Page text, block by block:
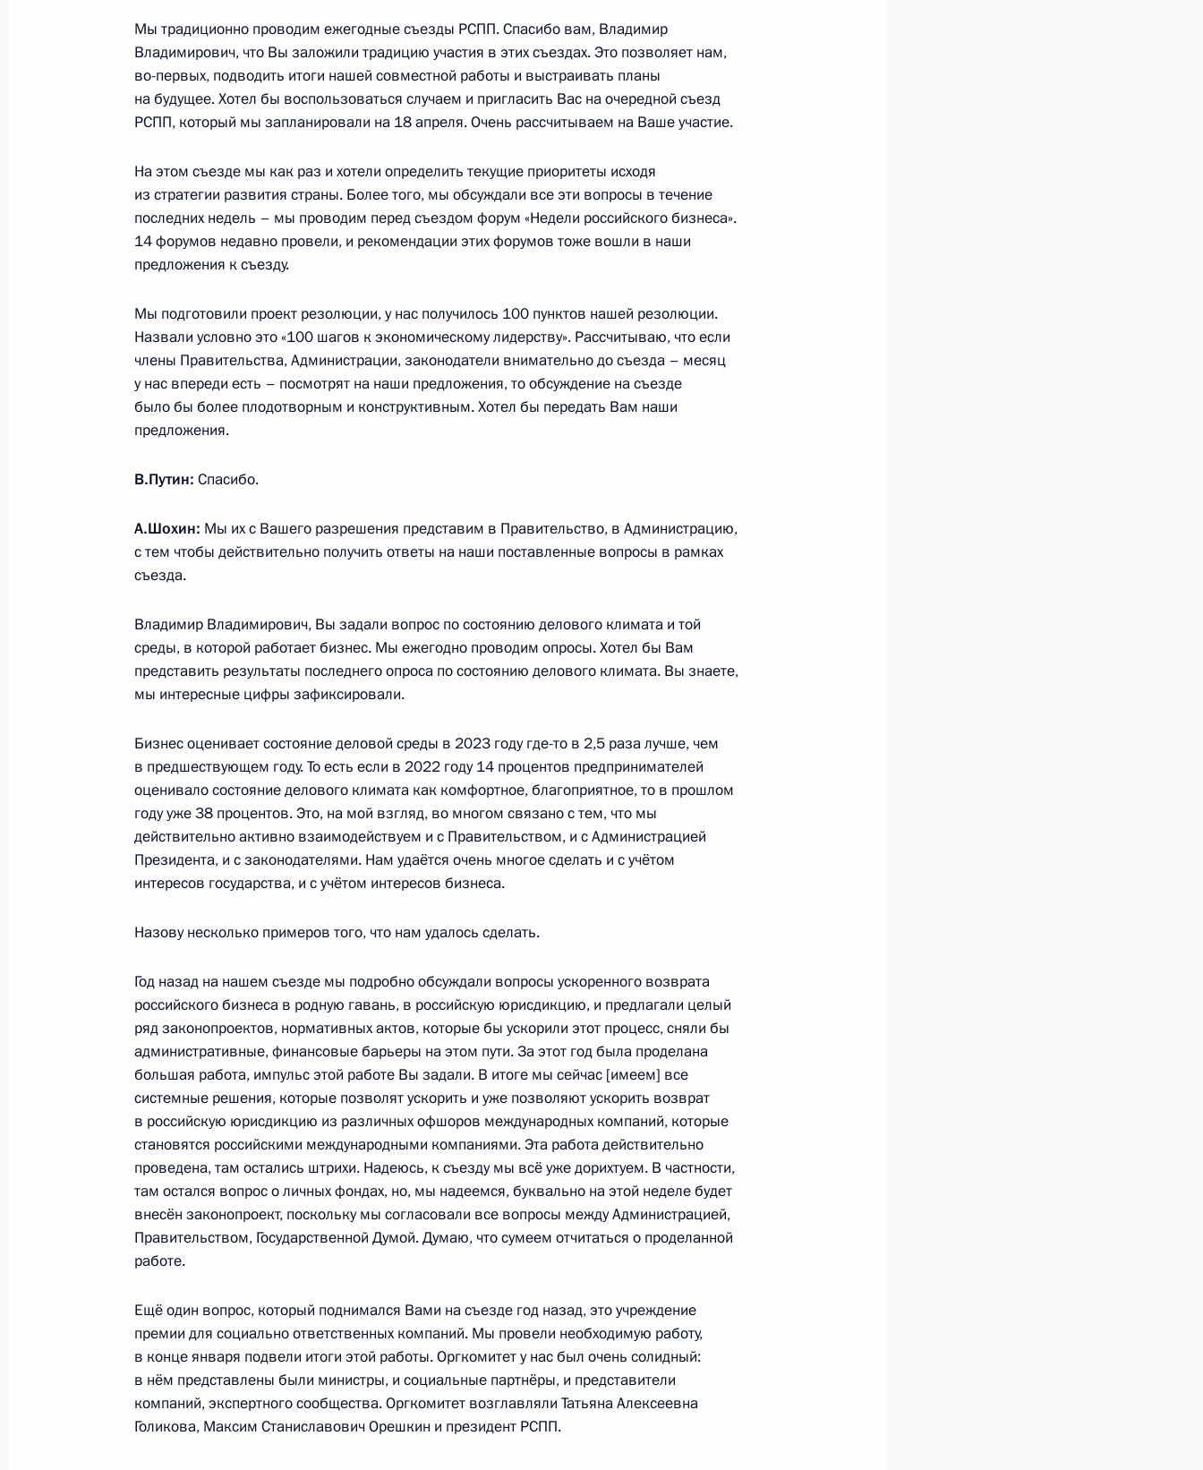
21 марта 2024 года, четверг
Встреча с президентом РСПП Александром Шохиным
19 марта 2024 года, вторник
Заседание коллегии ФСБ России
18 марта 2024 года, понедельник
Встреча с кандидатами на должность Президента России
15 марта 2024 года, пятница
Совещание с постоянными членами Совета Безопасности
14 марта 2024 года, четверг
14 марта 2024 года, 18:25 Московская область, Ново-Огарёво
Совещание с членами Правительства
14 марта 2024 года, 17:40 Московская область, Ново-Огарёво
Запуск строительства ВСМ Москва – Санкт-Петербург и седьмого
14 марта 2024 года, 15:55 Московская область, Ново-Огарёво
11 марта 2024 года, понедельник
Встреча с главой «Роскосмоса» Юрием Борисовым
11 марта 2024 года, 13:30 Москва, Кремль
7 марта 2024 года, четверг
Встреча с губернатором Краснодарского края Вениамином
6 марта 2024 года, среда
Мы традиционно проводим ежегодные съезды РСПП. Спасибо вам, Владимир
Владимирович, что Вы заложили традицию участия в этих съездах. Это позволяет нам,
во-первых, подводить итоги нашей совместной работы и выстраивать планы
на будущее. Хотел бы воспользоваться случаем и пригласить Вас на очередной съезд
РСПП, который мы запланировали на 18 апреля. Очень рассчитываем на Ваше участие.
На этом съезде мы как раз и хотели определить текущие приоритеты исходя
из стратегии развития страны. Более того, мы обсуждали все эти вопросы в течение
последних недель – мы проводим перед съездом форум «Недели российского бизнеса».
14 форумов недавно провели, и рекомендации этих форумов тоже вошли в наши
предложения к съезду.
Мы подготовили проект резолюции, у нас получилось 100 пунктов нашей резолюции.
Назвали условно это «100 шагов к экономическому лидерству». Рассчитываю, что если
члены Правительства, Администрации, законодатели внимательно до съезда – месяц
у нас впереди есть – посмотрят на наши предложения, то обсуждение на съезде
было бы более плодотворным и конструктивным. Хотел бы передать Вам наши
предложения.
В.Путин: Спасибо.
А.Шохин: Мы их с Вашего разрешения представим в Правительство, в Администрацию,
с тем чтобы действительно получить ответы на наши поставленные вопросы в рамках
съезда.
Владимир Владимирович, Вы задали вопрос по состоянию делового климата и той
среды, в которой работает бизнес. Мы ежегодно проводим опросы. Хотел бы Вам
представить результаты последнего опроса по состоянию делового климата. Вы знаете,
мы интересные цифры зафиксировали.
Бизнес оценивает состояние деловой среды в 2023 году где-то в 2,5 раза лучше, чем
в предшествующем году. То есть если в 2022 году 14 процентов предпринимателей
оценивало состояние делового климата как комфортное, благоприятное, то в прошлом
году уже 38 процентов. Это, на мой взгляд, во многом связано с тем, что мы
действительно активно взаимодействуем и с Правительством, и с Администрацией
Президента, и с законодателями. Нам удаётся очень многое сделать и с учётом
интересов государства, и с учётом интересов бизнеса.
Назову несколько примеров того, что нам удалось сделать.
Год назад на нашем съезде мы подробно обсуждали вопросы ускоренного возврата
российского бизнеса в родную гавань, в российскую юрисдикцию, и предлагали целый
ряд законопроектов, нормативных актов, которые бы ускорили этот процесс, сняли бы
административные, финансовые барьеры на этом пути. За этот год была проделана
большая работа, импульс этой работе Вы задали. В итоге мы сейчас [имеем] все
системные решения, которые позволят ускорить и уже позволяют ускорить возврат
в российскую юрисдикцию из различных офшоров международных компаний, которые
становятся российскими международными компаниями. Эта работа действительно
проведена, там остались штрихи. Надеюсь, к съезду мы всё уже дорихтуем. В частности,
там остался вопрос о личных фондах, но, мы надеемся, буквально на этой неделе будет
внесён законопроект, поскольку мы согласовали все вопросы между Администрацией,
Правительством, Государственной Думой. Думаю, что сумеем отчитаться о проделанной
работе.
Ещё один вопрос, который поднимался Вами на съезде год назад, это учреждение
премии для социально ответственных компаний. Мы провели необходимую работу,
в конце января подвели итоги этой работы. Оргкомитет у нас был очень солидный:
в нём представлены были министры, и социальные партнёры, и представители
компаний, экспертного сообщества. Оргкомитет возглавляли Татьяна Алексеевна
Голикова, Максим Станиславович Орешкин и президент РСПП.